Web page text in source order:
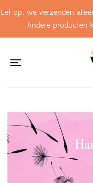
Let op: we verzenden
Andere producten